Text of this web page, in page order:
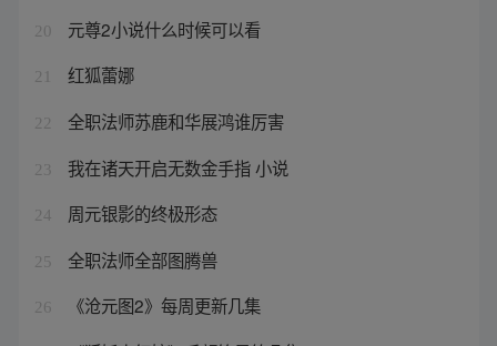
20 元尊2小说什么时候可以看
21 红狐蕾娜
22 全职法师苏鹿和华展鸿谁厉害
23 我在诸天开启无数金手指 小说
24 周元银影的终极形态
25 全职法师全部图腾兽
26 《沧元图2》每周更新几集